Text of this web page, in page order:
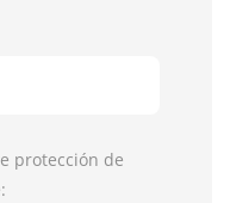
protección de